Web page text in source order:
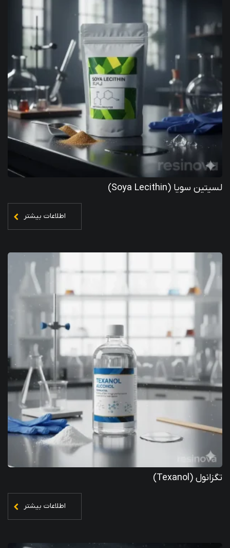
لسیتین سویا (Soya Lecithin)
اطلاعات بیشتر
تگزانول (Texanol)
اطلاعات بیشتر